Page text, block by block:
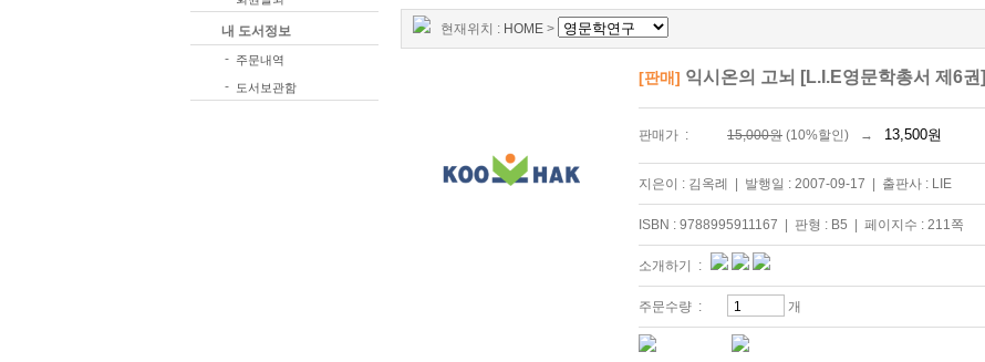
내 도서정보
- 주문내역
- 도서보관함
현재위치 : HOME >
[판매] 익시온의 고뇌 [L.I.E영문학총서 제6권]
판매가 : 15,000원 (10%할인) →
지은이 : 김옥례 발행일 : 2007-09-17 출판사 : LIE
ISBN : 9788995911167 판형 : B5 페이지수 : 211쪽
소개하기 :
주문수량 : 개